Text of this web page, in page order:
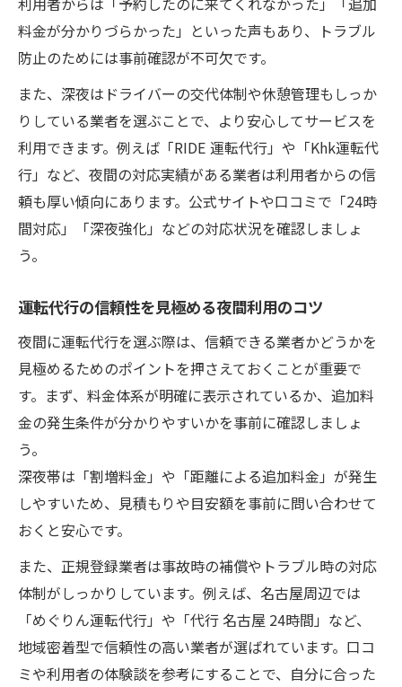
料金が分かりづらかった」といった声もあり、トラブル
防止のためには事前確認が不可欠です。
また、深夜はドライバーの交代体制や休憩管理もしっか
りしている業者を選ぶことで、より安心してサービスを
利用できます。例えば「RIDE 運転代行」や「Khk運転代
行」など、夜間の対応実績がある業者は利用者からの信
頼も厚い傾向にあります。公式サイトや口コミで「24時
間対応」「深夜強化」などの対応状況を確認しましょ
う。
運転代行の信頼性を見極める夜間利用のコツ
夜間に運転代行を選ぶ際は、信頼できる業者かどうかを
見極めるためのポイントを押さえておくことが重要で
す。まず、料金体系が明確に表示されているか、追加料
金の発生条件が分かりやすいかを事前に確認しましょ
う。
深夜帯は「割増料金」や「距離による追加料金」が発生
しやすいため、見積もりや目安額を事前に問い合わせて
おくと安心です。
また、正規登録業者は事故時の補償やトラブル時の対応
体制がしっかりしています。例えば、名古屋周辺では
「めぐりん運転代行」や「代行 名古屋 24時間」など、
地域密着型で信頼性の高い業者が選ばれています。口コ
ミや利用者の体験談を参考にすることで、自分に合った